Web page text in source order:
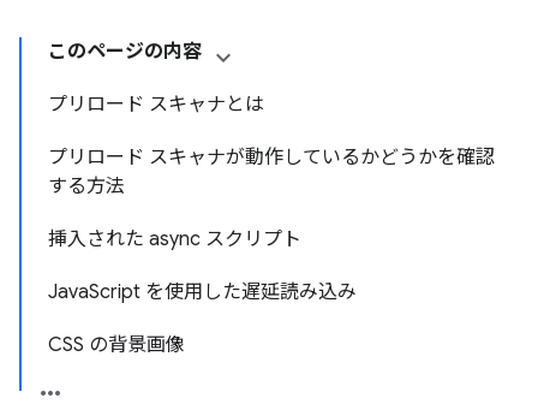
このページの内容
プリロード スキャナとは
プリロード スキャナが動作しているかどうかを確認
する方法
挿入された async スクリプト
JavaScript を使用した遅延読み込み
CSS の背景画像